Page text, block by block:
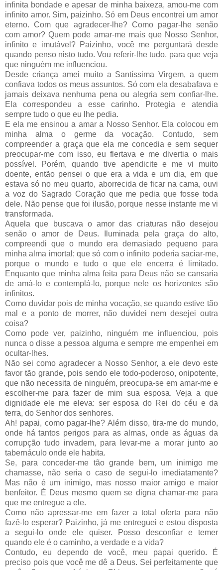
infinita bondade e apesar de minha baixeza, amou-me com
infinito amor. Sim, paizinho. Só em Deus encontrei um amor
eterno. Com que agradecer-lhe? Como pagar-lhe senão
com amor? Quem pode amar-me mais que Nosso Senhor,
infinito e imutável? Paizinho, você me perguntará desde
quando penso nisto tudo. Vou referir-lhe tudo, para que veja
que ninguém me influenciou.
Desde criança amei muito a Santíssima Virgem, a quem
confiava todos os meus assuntos. Só com ela desabafava e
jamais deixava nenhuma pena ou alegria sem confiar-lhe.
Ela correspondeu a esse carinho. Protegia e atendia
sempre tudo o que eu lhe pedia.
E ela me ensinou a amar a Nosso Senhor. Ela colocou em
minha alma o germe da vocação. Contudo, sem
compreender a graça que ela me concedia e sem sequer
preocupar-me com isso, eu flertava e me divertia o mais
possível. Porém, quando tive apendicite e me vi muito
doente, então pensei o que era a vida e um dia, em que
estava só no meu quarto, aborrecida de ficar na cama, ouvi
a voz do Sagrado Coração que me pedia que fosse toda
dele. Não pense que foi ilusão, porque nesse instante me vi
transformada.
Aquela que buscava o amor das criaturas não desejou
senão o amor de Deus. Iluminada pela graça do alto,
compreendi que o mundo era demasiado pequeno para
minha alma imortal; que só com o infinito poderia saciar-me,
porque o mundo e tudo o que ele encerra é limitado.
Enquanto que minha alma feita para Deus não se cansaria
de amá-lo e contemplá-lo, porque nele os horizontes são
infinitos.
Como duvidar pois de minha vocação, se quando estive tão
mal e a ponto de morrer, não duvidei nem desejei outra
coisa?
Como pode ver, paizinho, ninguém me influenciou, pois
nunca o disse a pessoa alguma e sempre me empenhei em
ocultar-lhes.
Não sei como agradecer a Nosso Senhor, a ele devo este
favor tão grande, pois sendo ele todo-poderoso, onipotente,
que não necessita de ninguém, preocupa-se em amar-me e
escolher-me para fazer de mim sua esposa. Veja a que
dignidade ele me eleva: ser esposa do Rei do céu e da
terra, do Senhor dos senhores.
Ah! papai, como pagar-lhe? Além disso, tira-me do mundo,
onde há tantos perigos para as almas, onde as águas da
corrupção tudo invadem, para levar-me a morar junto ao
tabernáculo onde ele habita.
Se, para conceder-me tão grande bem, um inimigo me
chamasse, não seria o caso de segui-lo imediatamente?
Mas não é um inimigo, mas nosso maior amigo e maior
benfeitor. É Deus mesmo quem se digna chamar-me para
que me entregue a ele.
Como não apressar-me em fazer a total oferta para não
fazê-lo esperar? Paizinho, já me entreguei e estou disposta
a segui-lo onde ele quiser. Posso desconfiar e temer
quando ele é o caminho, a verdade e a vida?
Contudo, eu dependo de você, meu papai querido. É
preciso pois que você me dê a Deus. Sei perfeitamente que